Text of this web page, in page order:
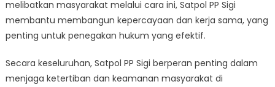
melibatkan masyarakat melalui cara ini, Satpol PP Sigi
membantu membangun kepercayaan dan kerja sama, yang
penting untuk penegakan hukum yang efektif.
Secara keseluruhan, Satpol PP Sigi berperan penting dalam
menjaga ketertiban dan keamanan masyarakat di